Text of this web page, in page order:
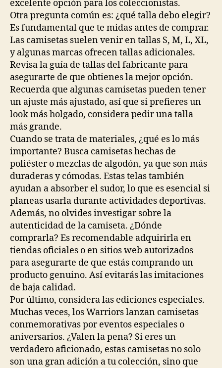
excelente opción para los coleccionistas.
Otra pregunta común es: ¿qué talla debo elegir?
Es fundamental que te midas antes de comprar.
Las camisetas suelen venir en tallas S, M, L, XL,
y algunas marcas ofrecen tallas adicionales.
Revisa la guía de tallas del fabricante para
asegurarte de que obtienes la mejor opción.
Recuerda que algunas camisetas pueden tener
un ajuste más ajustado, así que si prefieres un
look más holgado, considera pedir una talla
más grande.
Cuando se trata de materiales, ¿qué es lo más
importante? Busca camisetas hechas de
poliéster o mezclas de algodón, ya que son más
duraderas y cómodas. Estas telas también
ayudan a absorber el sudor, lo que es esencial si
planeas usarla durante actividades deportivas.
Además, no olvides investigar sobre la
autenticidad de la camiseta. ¿Dónde
comprarla? Es recomendable adquirirla en
tiendas oficiales o en sitios web autorizados
para asegurarte de que estás comprando un
producto genuino. Así evitarás las imitaciones
de baja calidad.
Por último, considera las ediciones especiales.
Muchas veces, los Warriors lanzan camisetas
conmemorativas por eventos especiales o
aniversarios. ¿Valen la pena? Si eres un
verdadero aficionado, estas camisetas no solo
son una gran adición a tu colección, sino que